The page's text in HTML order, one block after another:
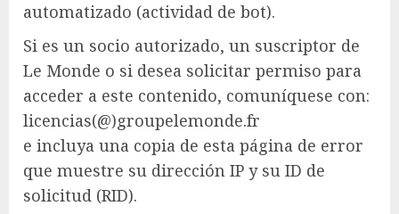
automatizado (actividad de bot).
Si es un socio autorizado, un suscriptor de
Le Monde o si desea solicitar permiso para
acceder a este contenido, comuníquese con:
licencias(@)groupelemonde.fr
e incluya una copia de esta página de error
que muestre su dirección IP y su ID de
solicitud (RID).